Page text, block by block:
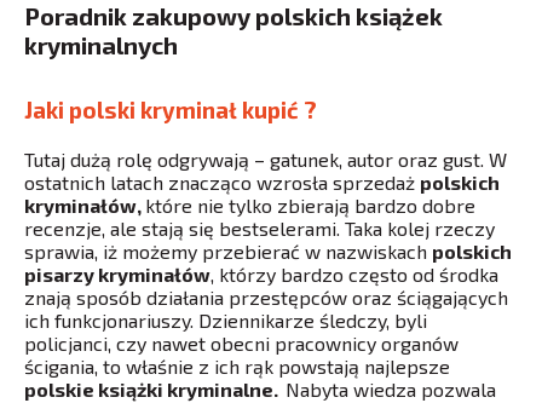
Poradnik zakupowy polskich książek
kryminalnych
Jaki polski kryminał kupić ?
Tutaj dużą rolę odgrywają – gatunek, autor oraz gust. W
ostatnich latach znacząco wzrosła sprzedaż polskich
kryminałów, które nie tylko zbierają bardzo dobre
recenzje, ale stają się bestselerami. Taka kolej rzeczy
sprawia, iż możemy przebierać w nazwiskach polskich
pisarzy kryminałów, którzy bardzo często od środka
znają sposób działania przestępców oraz ściągających
ich funkcjonariuszy. Dziennikarze śledczy, byli
policjanci, czy nawet obecni pracownicy organów
ścigania, to właśnie z ich rąk powstają najlepsze
polskie książki kryminalne. Nabyta wiedza pozwala